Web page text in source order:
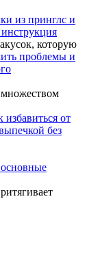
из принглс и
которую
проблемы и
от
без